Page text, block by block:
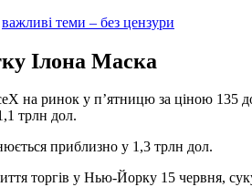
важливі теми – без цензури
Ілона Маска
на ринок у п’ятницю за ціною 135
трлн дол.
приблизно у 1,3 трлн дол.
торгів у Нью-Йорку 15 червня,